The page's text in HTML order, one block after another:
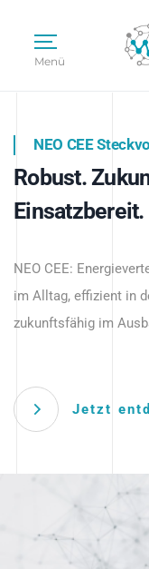
Menü
NEO CEE
Robust.
Einsatzbereit.
NEO CEE:
im Alltag, effizient in
zukunftsfähig im
Jetzt
Intelligenz
Anwendungen –
zukunftsfähig.